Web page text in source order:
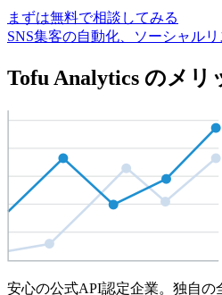
まずは無料で相談してみる
SNS集客の自動化、ソーシャル
Tofu Analytics のメリ
安心の公式API認定企業。独自の